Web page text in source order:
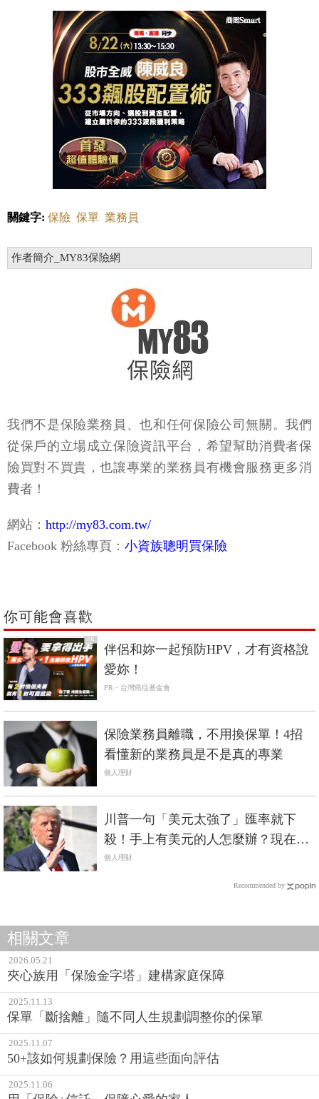
關鍵字: 保險 保單 業務員
作者簡介_MY83保險網
我們不是保險業務員、也和任何保險公司無關。我們
從保戶的立場成立保險資訊平台，希望幫助消費者保
險買對不買貴，也讓專業的業務員有機會服務更多消
費者！
網站： http://my83.com.tw/
Facebook 粉絲專頁： 小資族聰明買保險
你可能會喜歡
PR
伴侶和妳一起預防HPV，才有資格說
愛妳！
PR・台灣癌症基金會
保險業務員離職，不用換保單！4招
看懂新的業務員是不是真的專業
個人理財
川普一句「美元太強了」匯率就下
殺！手上有美元的人怎麼辦？現在可
以進場嗎？
個人理財
Recommended by
相關文章
2026.05.21
夾心族用「保險金字塔」建構家庭保障
2025.11.13
保單「斷捨離」隨不同人生規劃調整你的保單
2025.11.07
50+該如何規劃保險？用這些面向評估
2025.11.06